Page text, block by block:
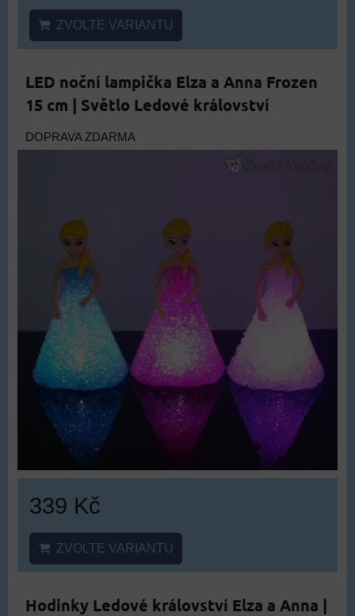
ZVOLTE VARIANTU
LED noční lampička Elza a Anna Frozen
15 cm | Světlo Ledové království
DOPRAVA ZDARMA
339 Kč
ZVOLTE VARIANTU
Hodinky Ledové království Elza a Anna |